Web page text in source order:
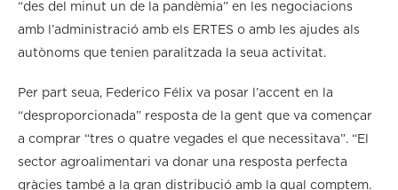
“des del minut un de la pandèmia” en les negociacions
amb l’administració amb els ERTES o amb les ajudes als
autònoms que tenien paralitzada la seua activitat.
Per part seua, Federico Félix va posar l’accent en la
“desproporcionada” resposta de la gent que va començar
a comprar “tres o quatre vegades el que necessitava”. “El
sector agroalimentari va donar una resposta perfecta
gràcies també a la gran distribució amb la qual comptem.